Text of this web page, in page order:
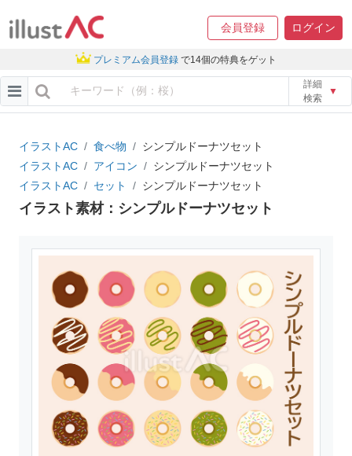
会員登録 ログイン
プレミアム会員登録 で14個の特典をゲット
詳細
検索
▼
イラストAC 食べ物
シンプルドーナツセット
イラストAC
アイコン
シンプルドーナツセット
イラストAC
セット シンプルドーナツセット
イラスト素材：シンプルドーナツセット